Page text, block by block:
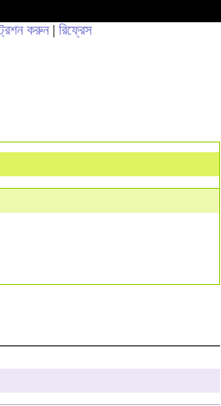
করুন | রিফ্রেস